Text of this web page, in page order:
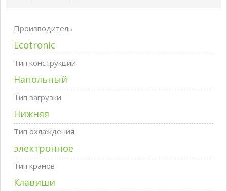
Производитель
Ecotronic
Тип конструкции
Напольный
Тип загрузки
Нижняя
Тип охлаждения
электронное
Тип кранов
Клавиши